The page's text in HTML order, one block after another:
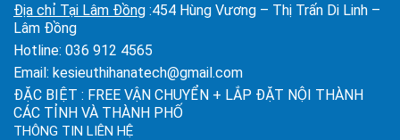
Địa chỉ Tại Lâm Đồng :454 Hùng Vương – Thị Trấn Di Linh –
Lâm Đồng
Hotline: 036 912 4565
Email: kesieuthihanatech@gmail.com
ĐẶC BIỆT : FREE VẬN CHUYỂN + LẮP ĐẶT NỘI THÀNH
CÁC TỈNH VÀ THÀNH PHỐ
THÔNG TIN LIÊN HỆ